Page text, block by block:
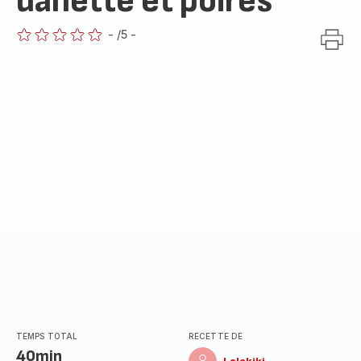
- /5 -
TEMPS TOTAL
40min
RECETTE DE